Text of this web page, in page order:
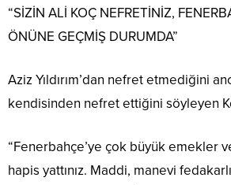
“SİZİN ALİ KOÇ NEFRETİNİZ,
ÖNÜNE GEÇMİŞ DURUMDA”
Aziz Yıldırım’dan nefret etmediğini
kendisinden nefret ettiğini söyleyen
“Fenerbahçe’ye çok büyük emekler
hapis yattınız. Maddi, manevi